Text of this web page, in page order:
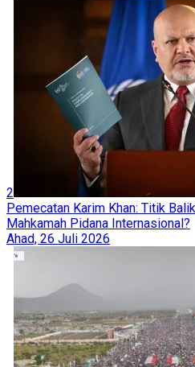
2
Pemecatan Karim Khan: Titik
Mahkamah Pidana Internasional?
Ahad, 26 Juli 2026